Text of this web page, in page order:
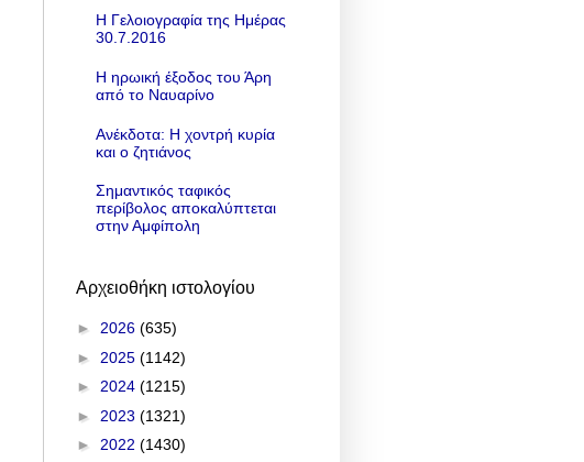
Η Γελοιογραφία της Ημέρας
30.7.2016
Η ηρωική έξοδος του Άρη
από το Ναυαρίνο
Ανέκδοτα: Η χοντρή κυρία
και ο ζητιάνος
Σημαντικός ταφικός
περίβολος αποκαλύπτεται
στην Αμφίπολη
Αρχειοθήκη ιστολογίου
► 2026 (635)
► 2025 (1142)
► 2024 (1215)
► 2023 (1321)
► 2022 (1430)